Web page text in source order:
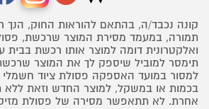
קונה נכבד/ה, בהתאם להוראות החוק, הנך
תמורה, במעמד מסירת המוצר שרכשת,
ואלקטרונית דומה למוצר אותו רכשת
תימסר למוביל שיספק לך את המוצר
למסור במועד האספקה פסולת ציוד חשמלי
בכמות או במשקל, למוצר החדש וזאת ללא
אחרת. לא תתאפשר מסירה של פסולת